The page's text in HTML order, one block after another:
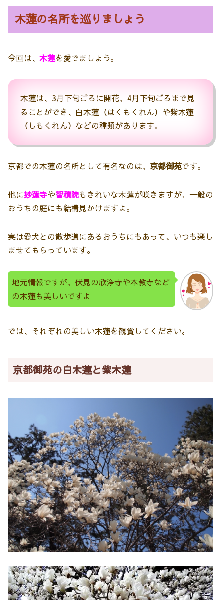
木蓮の名所を巡りましょう
今回は、 木蓮を愛でましょう。
木蓮は、3月下旬ごろに開花、4月下旬ごろまで見
ることができ、白木蓮（はくもくれん）や紫木蓮
（しもくれん）などの種類があります。
京都での木蓮の名所として有名なのは、 京都御苑です。
他に妙蓮寺や智積院もきれいな木蓮が咲きますが、一般の
おうちの庭にも結構見かけますよ。
実は愛犬との散歩道にあるおうちにもあって、いつも楽し
ませてもらっています。
地元情報ですが、伏見の欣浄寺や本教寺など
の木蓮も美しいですよ
では、それぞれの美しい木蓮を観賞してください。
京都御苑の白木蓮と紫木蓮